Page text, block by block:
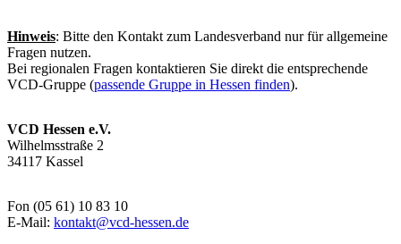
Hinweis: Bitte den Kontakt zum Landesverband nur für allgemeine
Fragen nutzen.
Bei regionalen Fragen kontaktieren Sie direkt die entsprechende
VCD-Gruppe (passende Gruppe in Hessen finden).
VCD Hessen e.V.
Wilhelmsstraße 2
34117 Kassel
Fon (05 61) 10 83 10
E-Mail: kontakt@vcd-hessen.de